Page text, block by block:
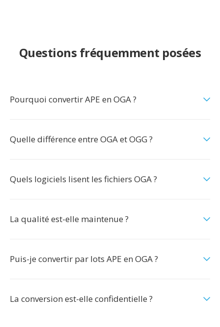
Questions fréquemment posées
Pourquoi convertir APE en OGA ?
Quelle différence entre OGA et OGG ?
Quels logiciels lisent les fichiers OGA ?
La qualité est-elle maintenue ?
Puis-je convertir par lots APE en OGA ?
La conversion est-elle confidentielle ?